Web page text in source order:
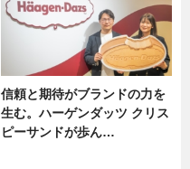
信頼と期待がブランドの力を
生む。ハーゲンダッツ クリス
ピーサンドが歩ん…